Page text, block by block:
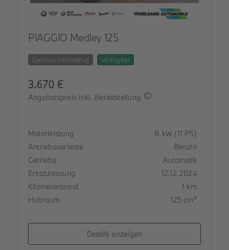
Roller
PIAGGIO Medley 125
Gebrauchtfahrzeug Verfügbar
3.670 €
Angebotspreis inkl. Bereitstellung
SpezifikationWert
Motorleistung
8 kW (11 PS)
Antriebsvariante
Benzin
Getriebe
Automatik
Erstzulassung
12.12.2024
Kilometerstand
1 km
Hubraum
125 cm³
Details anzeigen